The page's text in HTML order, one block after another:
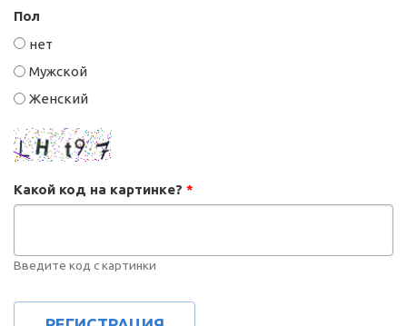
Пол
нет
Мужской
Женский
Какой код на картинке? *
Введите код с картинки